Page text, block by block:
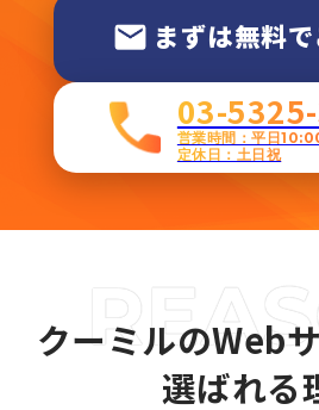
まずは無料
03-
営業時間：平日
定休日：土日祝
クーミルのWeb
選ばれる